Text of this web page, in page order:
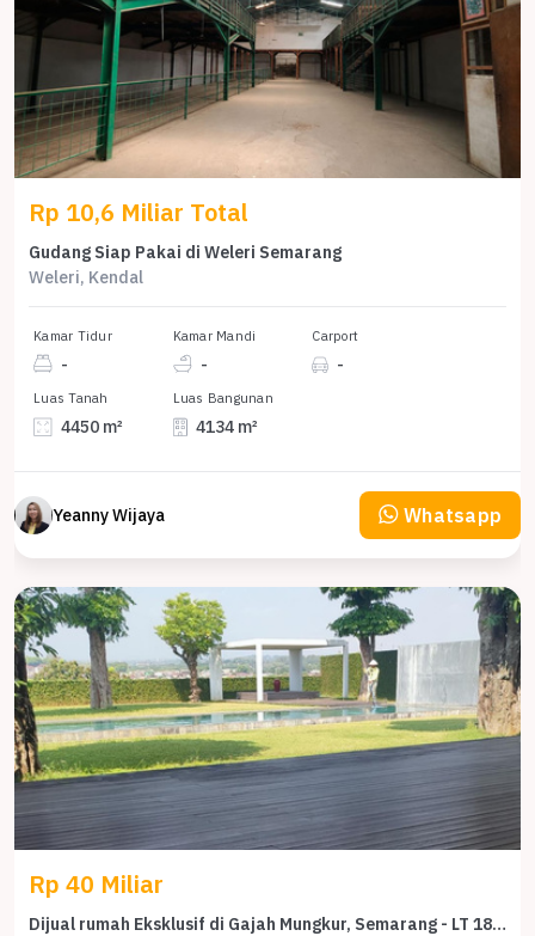
Rp 10,6 Miliar Total
Gudang Siap Pakai di Weleri Semarang
Weleri, Kendal
Kamar Tidur
-
Kamar Mandi
-
Carport
-
Luas Tanah
4450 m²
Luas Bangunan
4134 m²
Yeanny Wijaya Whatsapp
Rp 40 Miliar
Dijual rumah Eksklusif di Gajah Mungkur, Semarang - LT 1826m²